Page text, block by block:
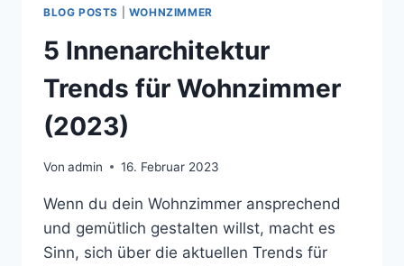
BLOG POSTS WOHNZIMMER
5 Innenarchitektur
Trends für Wohnzimmer
(2023)
Von admin 16. Februar 2023
Wenn du dein Wohnzimmer ansprechend
und gemütlich gestalten willst, macht es
Sinn, sich über die aktuellen Trends für